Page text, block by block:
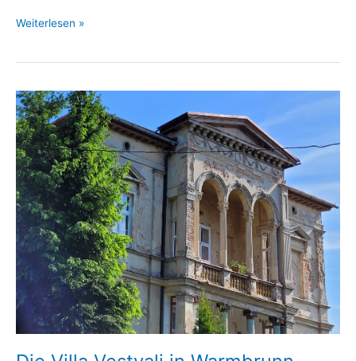
Revolution
—
Die
Märzrevolution
1848
im
Hirschberger
Tal
Weiterlesen »